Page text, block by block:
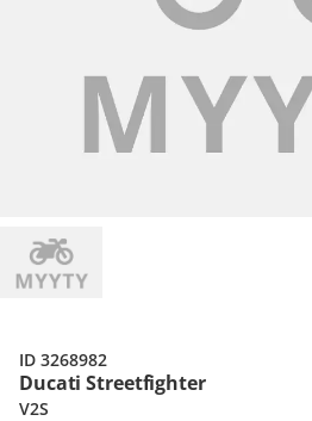
Ducati Streetfighter
V2S
ID 3268982